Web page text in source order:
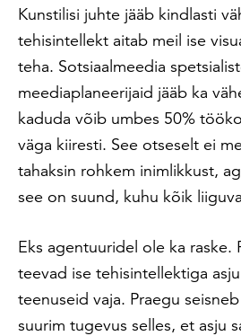
Kunstilisi juhte jääb kindlasti
tehisintellekt aitab meil ise
teha. Sotsiaalmeedia
meediaplaneerijaid jääb ka
kaduda võib umbes 50%
väga kiiresti. See otseselt ei
tahaksin rohkem inimlikkust,
see on suund, kuhu kõik
Eks agentuuridel ole ka raske.
teevad ise tehisintellektiga
teenuseid vaja. Praegu
suurim tugevus selles, et asju